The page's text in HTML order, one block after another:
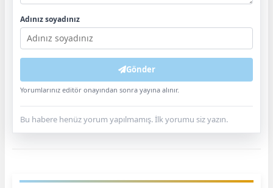
Adınız soyadınız
Gönder
Yorumlarınız editör onayından sonra yayına alınır.
Bu habere henüz yorum yapılmamış. İlk yorumu siz yazın.